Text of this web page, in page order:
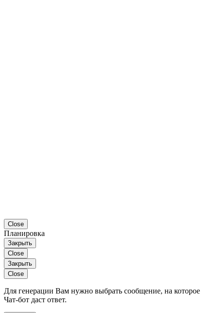
Close
Планировка
Закрыть
Close
Закрыть
Close
Для генерации Вам нужно выбрать сообщение, на которое
Чат-бот даст ответ.